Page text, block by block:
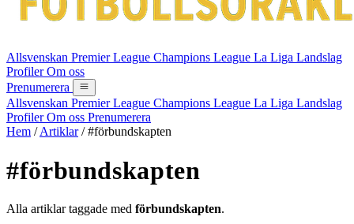
Allsvenskan Premier League Champions League La Liga Landslag
ProfilerOm oss
Prenumerera
Allsvenskan Premier League Champions League La Liga Landslag
ProfilerOm oss Prenumerera
Hem / Artiklar / #förbundskapten
#förbundskapten
Alla artiklar taggade med förbundskapten.